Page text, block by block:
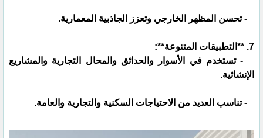
- تحسن المظهر الخارجي وتعزز الجاذبية المعمارية.
7. **التطبيقات المتنوعة**:
- تستخدم في الأسوار والحدائق والمحال التجارية والمشاريع
الإنشائية.
- تناسب العديد من الاحتياجات السكنية والتجارية والعامة.